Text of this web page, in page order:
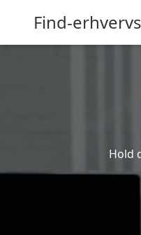
Find-
Hold